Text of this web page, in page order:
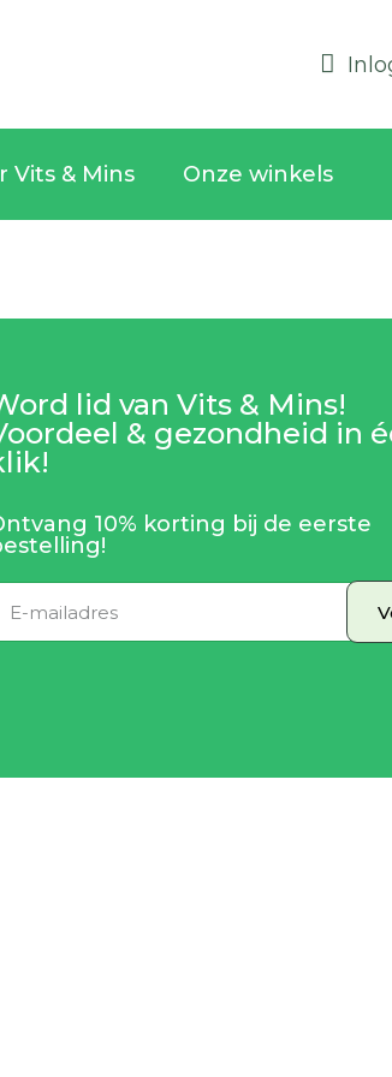
Vits & Mins Onze winkels
lid van Vits & Mins!
& gezondheid in
10% korting bij de eerste